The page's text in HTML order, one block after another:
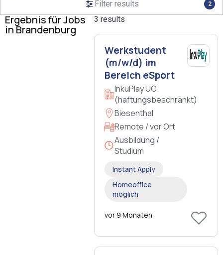
Filter results 2
Ergebnis für Jobs
in Brandenburg
3 results
Werkstudent
(m/w/d) im
Bereich eSport
InkuPlay UG
(haftungsbeschränkt)
Biesenthal
Remote / vor Ort
Ausbildung /
Studium
Instant Apply
Homeoffice
möglich
vor 9 Monaten